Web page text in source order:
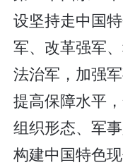
设坚持走中国
军、改革强军
法治军，加强
提高保障水平
组织形态、军
构建中国特色